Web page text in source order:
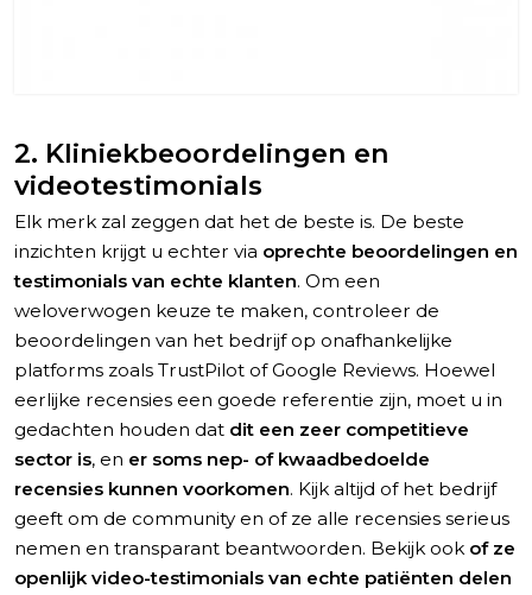
2. Kliniekbeoordelingen en
videotestimonials
Elk merk zal zeggen dat het de beste is. De beste
inzichten krijgt u echter via oprechte beoordelingen en
testimonials van echte klanten. Om een
weloverwogen keuze te maken, controleer de
beoordelingen van het bedrijf op onafhankelijke
platforms zoals TrustPilot of Google Reviews. Hoewel
eerlijke recensies een goede referentie zijn, moet u in
gedachten houden dat dit een zeer competitieve
sector is, en er soms nep- of kwaadbedoelde
recensies kunnen voorkomen. Kijk altijd of het bedrijf
geeft om de community en of ze alle recensies serieus
nemen en transparant beantwoorden. Bekijk ook of ze
openlijk video-testimonials van echte patiënten delen